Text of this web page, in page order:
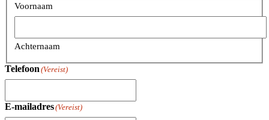
Voornaam
Achternaam
Telefoon (Vereist)
E-mailadres(Vereist)